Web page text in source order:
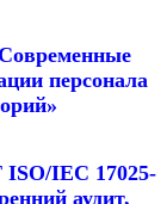
персонала
IEC 17025-
аудит,